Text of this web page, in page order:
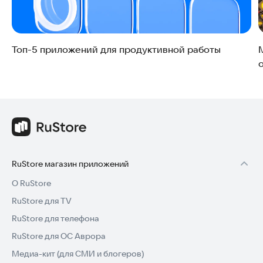
Топ-5 приложений для продуктивной работы
RuStore магазин приложений
О RuStore
RuStore для TV
RuStore для телефона
RuStore для ОС Аврора
Медиа-кит (для СМИ и блогеров)